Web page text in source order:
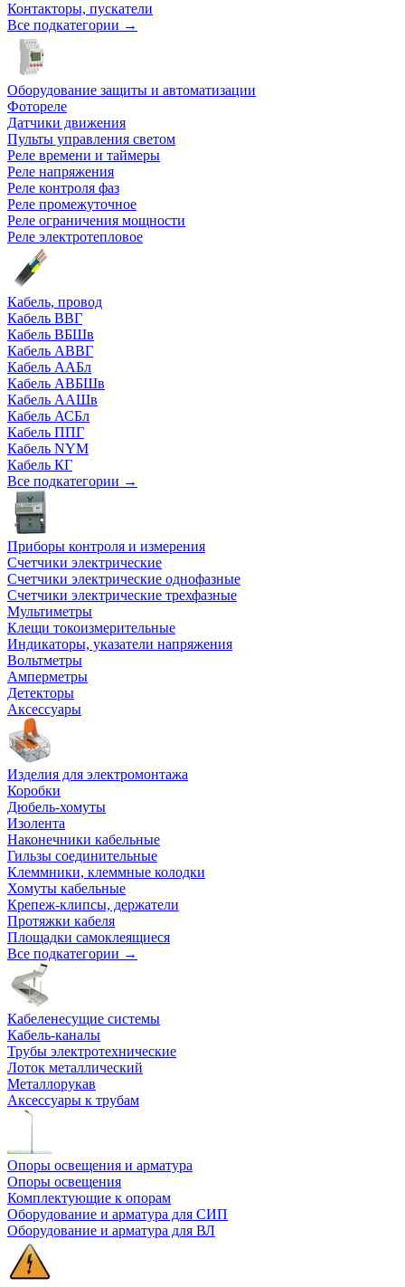
Контакторы, пускатели
Все подкатегории →
Оборудование защиты и автоматизации
Фотореле
Датчики движения
Пульты управления светом
Реле времени и таймеры
Реле напряжения
Реле контроля фаз
Реле промежуточное
Реле ограничения мощности
Реле электротепловое
Кабель, провод
Кабель ВВГ
Кабель ВБШв
Кабель АВВГ
Кабель ААБл
Кабель АВБШв
Кабель ААШв
Кабель АСБл
Кабель ППГ
Кабель NYM
Кабель КГ
Все подкатегории →
Приборы контроля и измерения
Счетчики электрические
Счетчики электрические однофазные
Счетчики электрические трехфазные
Мультиметры
Клещи токоизмерительные
Индикаторы, указатели напряжения
Вольтметры
Амперметры
Детекторы
Аксессуары
Изделия для электромонтажа
Коробки
Дюбель-хомуты
Изолента
Наконечники кабельные
Гильзы соединительные
Клеммники, клеммные колодки
Хомуты кабельные
Крепеж-клипсы, держатели
Протяжки кабеля
Площадки самоклеящиеся
Все подкатегории →
Кабеленесущие системы
Кабель-каналы
Трубы электротехнические
Лоток металлический
Металлорукав
Аксессуары к трубам
Опоры освещения и арматура
Опоры освещения
Комплектующие к опорам
Оборудование и арматура для СИП
Оборудование и арматура для ВЛ